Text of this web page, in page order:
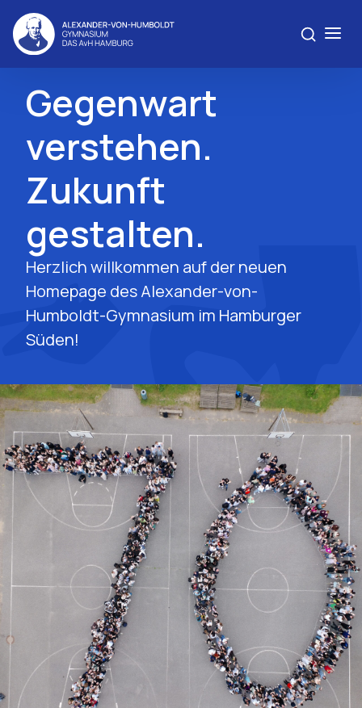
Gegenwart
verstehen.
Zukunft
gestalten.
Herzlich willkommen auf der neuen
Homepage des Alexander-von-
Humboldt-Gymnasium im Hamburger
Süden!